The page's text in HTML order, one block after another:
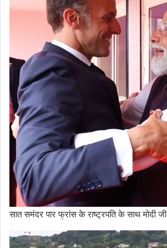
सात समंदर पार फ्रांस के राष्ट्रपति के साथ मोदी जी